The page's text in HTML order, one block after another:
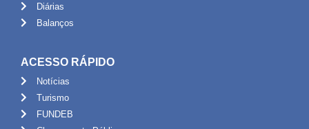
Diárias
Balanços
ACESSO RÁPIDO
Notícias
Turismo
FUNDEB